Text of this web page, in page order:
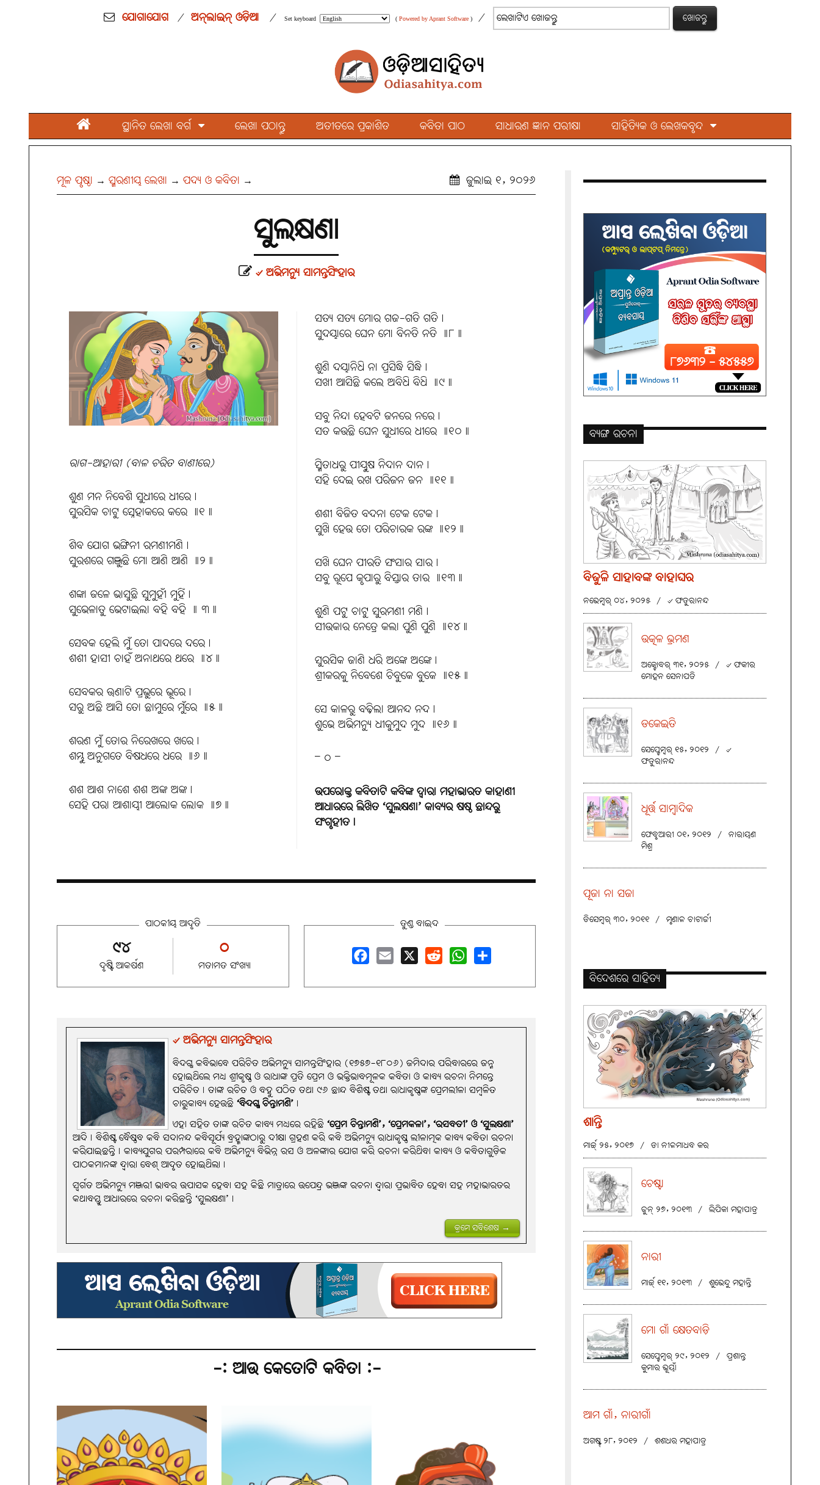
ଯୋଗାଯୋଗ / ଅନ୍‌ଲାଇନ୍ ଓଡ଼ିଆ / Set keyboard ( Powered by Aprant Software) / ଖୋଜନ୍ତୁ
ସ୍ଥାନିତ ଲେଖା ବର୍ଗ ଲେଖା ପଠାନ୍ତୁ ଅତୀତରେ ପ୍ରକାଶିତ କବିତା ପାଠ ସାଧାରଣ ଜ୍ଞାନ ପରୀକ୍ଷା ସାହିତ୍ୟିକ ଓ ଲେଖକବୃନ୍ଦ
ମୂଳ ପୃଷ୍ଠା → ସ୍ମରଣୀୟ ଲେଖା → ପଦ୍ୟ ଓ କବିତା → ଜୁଲାଇ ୧, ୨୦୨୬
ସୁଲକ୍ଷଣା
୰ ଅଭିମନ୍ୟୁ ସାମନ୍ତସିଂହାର
ରାଗ-ଆହାରୀ (ବାଳ ଚରିତ ବାଣୀରେ)
ଶୁଣ ମନ ନିବେଶି ସୁଧୀରେ ଧୀରେ।
ସୁରସିକ ଚାଟୁ ସ୍ନେହାକରେ କରେ ॥୧॥
ଶିବ ଯୋଗ ଭଙ୍ଗିନୀ ରମଣୀମଣି।
ସୁରଶରେ ଗଞ୍ଜୁଛି ମୋ ଆଣି ଆଣି ॥୨॥
ଶଙ୍କା ଜଳେ ଭାସୁଛି ସୁମୁହୀଁ ମୁହିଁ।
ସୁଭେଳାତୁ ଭେଟାଇଲା ବହି ବହି ॥ ୩॥
ସେବକ ହେଲି ମୁଁ ତୋ ପାଦରେ ଦରେ।
ଶଶୀ ହାସୀ ଚାହଁ ଅନାଥରେ ଥରେ ॥୪॥
ସେବକର ଊଣାଟି ପ୍ରଭୁରେ ଭୂରେ।
ସରୁ ଅଛି ଆସି ତୋ ଛାମୁରେ ମୁଁରେ ॥୫॥
ଶରଣ ମୁଁ ତୋର ନିରେଖରେ ଖରେ।
ଶମ୍ଭୁ ଅନୁଗତେ ବିଷଧରେ ଧରେ ॥୬॥
ଶଶ ଆଶ ନାଶେ ଶଶ ଅଙ୍କ ଅଙ୍କ।
ସେହି ପରା ଆଶାୟୀ ଆଲୋକ ଲୋକ ॥୭॥
ସତ୍ୟ ସତ୍ୟ ମୋର ଗଜ-ଗତି ଗତି।
ସୁଦୟାରେ ଘେନ ମୋ ବିନତି ନତି ॥୮॥
ଶୁଣି ଦୟାନିଧି ନା ପ୍ରସିଦ୍ଧି ସିଦ୍ଧି।
ସଖୀ ଆସିଛି କଲେ ଅବିଧି ବିଧି ॥୯॥
ସବୁ ନିନ୍ଦା ହେବଟି ଜନରେ ନରେ।
ସତ କଉଛି ଘେନ ସୁଧୀରେ ଧୀରେ ॥୧୦॥
ସ୍ମିତାଧରୁ ପୀୟୁଷ ନିଦାନ ଦାନ।
ସହି ଦେଇ ରଖ ପରିଜନ ଜନ ॥୧୧॥
ଶଶୀ ବିଜିତ ବଦନା ଟେକ ଟେକ।
ସୁଖି ହେଉ ତୋ ପରିଚାରକ ରଙ୍କ ॥୧୨॥
ସଖି ଘେନ ପୀରତି ସଂସାର ସାର।
ସବୁ ରୂପେ କୃପାରୁ ବିସ୍ତାର ତାର ॥୧୩॥
ଶୁଣି ପଟୁ ଚାଟୁ ସୁରମଣୀ ମଣି।
ସୀଉକାର ନେତ୍ରେ କଲା ପୁଣି ପୁଣି ॥୧୪॥
ସୁରସିକ ଜାଣି ଧରି ଅଙ୍କେ ଅଙ୍କେ।
ଶ୍ରୀକରକୁ ନିବେଶେ ଚିବୁକେ ବୁକେ ॥୧୫॥
ସେ କାଳରୁ ବଢ଼ିଲା ଆନନ୍ଦ ନଦ।
ଶୁଭେ ଅଭିମନ୍ୟୁ ଧୀକୁମୁଦ ମୁଦ ॥୧୬॥
– ୦ –
ଉପରୋକ୍ତ କବିତାଟି କବିଙ୍କ ଦ୍ୱାରା ମହାଭାରତ କାହାଣୀ
ଆଧାରରେ ଲିଖିତ ‘ସୁଲକ୍ଷଣା’ କାବ୍ୟର ଷଷ୍ଠ ଛାନ୍ଦରୁ
ସଂଗୃହୀତ।
ପାଠକୀୟ ଆଦୃତି
୯୪
ଦୃଷ୍ଟି ଆକର୍ଷଣ
୦
ମତାମତ ସଂଖ୍ୟା
ତୁଣ୍ଡ ବାଇଦ
୰ ଅଭିମନ୍ୟୁ ସାମନ୍ତସିଂହାର
ବିଦଗ୍ଧ କବିଭାବେ ପରିଚିତ ଅଭିମନ୍ୟୁ ସାମନ୍ତସିଂହାର (୧୭୫୭-୧୮୦୬) ଜମିଦାର ପରିବାରରେ ଜନ୍ମ
ହୋଇଥିଲେ ମଧ୍ୟ ଶ୍ରୀକୃଷ୍ଣ ଓ ରାଧାଙ୍କ ପ୍ରତି ପ୍ରେମ ଓ ଭକ୍ତିଭାବମୂଳକ କବିତା ଓ କାବ୍ୟ ରଚନା ନିମନ୍ତେ
ପରିଚିତ। ତାଙ୍କ ରଚିତ ଓ ବହୁ ପଠିତ ତଥା ୯୬ ଛାନ୍ଦ ବିଶିଷ୍ଟ ତଥା ରାଧାକୃଷ୍ଣଙ୍କ ପ୍ରେମଲୀଳା ସମ୍ବଳିତ
ଚାରୁକାବ୍ୟ ହେଉଛି ‘ବିଦଗ୍ଧ ଚିନ୍ତାମଣି’ ।
ଏହା ସହିତ ତାଙ୍କ ରଚିତ କାବ୍ୟ ମଧ୍ୟରେ ରହିଛି ‘ପ୍ରେମ ଚିନ୍ତାମଣି’, ‘ପ୍ରେମକଳା’, ‘ରସବତୀ’ ଓ ‘ସୁଲକ୍ଷଣା’
ଆଦି। ବିଶିଷ୍ଟ ବୈଷ୍ଣବ କବି ସଦାନନ୍ଦ କବିସୂର୍ଯ୍ୟ ବ୍ରହ୍ମାଙ୍କଠାରୁ ଦୀକ୍ଷା ଗ୍ରହଣ କରି କବି ଅଭିମନ୍ୟୁ ରାଧାକୃଷ୍ଣ ଲୀଳାତ୍ମକ କାବ୍ୟ କବିତା ରଚନା
କରିଯାଇଛନ୍ତି। କାବ୍ୟଯୁଗର ପରମ୍ପରାରେ କବି ଅଭିମନ୍ୟୁ ବିଭିନ୍ନ ରସ ଓ ଅଳଙ୍କାର ଯୋଗ କରି ରଚନା କରିଥିବା କାବ୍ୟ ଓ କବିତାଗୁଡ଼ିକ
ପାଠକମାନଙ୍କ ଦ୍ୱାରା ବେଶ୍‌ ଆଦୃତ ହୋଇଥିଲା।
ସ୍ୱର୍ଗତ ଅଭିମନ୍ୟୁ ମଞ୍ଜରୀ ଭାବର ଉପାସକ ହେବା ସହ କିଛି ମାତ୍ରାରେ ଉପେନ୍ଦ୍ର ଭଞ୍ଜଙ୍କ ରଚନା ଦ୍ୱାରା ପ୍ରଭାବିତ ହେବା ସହ ମହାଭାରତର
କଥାବସ୍ତୁ ଆଧାରରେ ରଚନା କରିଛନ୍ତି ‘ସୁଲକ୍ଷଣା’।
କ୍ରମେ ସବିଶେଷ →
-: ଆଉ କେତୋଟି କବିତା :-
ବ୍ୟଙ୍ଗ ରଚନା
ବିଜୁଳି ସାହାବଙ୍କ ବାହାଘର
ନଭେମ୍ବର୍ ୦୪, ୨୦୨୫ / ୰ ଫତୁରାନନ୍ଦ
ଉତ୍କଳ ଭ୍ରମଣ
ଅକ୍ଟୋବର୍ ୩୧, ୨୦୨୫ / ୰ ଫକୀର
ମୋହନ ସେନାପତି
ଡକେଇତି
ସେପ୍ଟେମ୍ବର୍ ୧୫, ୨୦୧୨ / ୰
ଫତୁରାନନ୍ଦ
ଧୂର୍ତ୍ତ ସାମ୍ବାଦିକ
ଫେବୃଆରୀ ୦୧, ୨୦୧୨ / ନାରାୟଣ
ମିଶ୍ର
ପୂଜା ନା ସଜା
ଡିସେମ୍ବର୍ ୩୦, ୨୦୧୧ / ମୃଣାଳ ଚାଟାର୍ଜୀ
ବିଦେଶରେ ସାହିତ୍ୟ
ଶାନ୍ତି
ମାର୍ଚ୍ଚ୍ ୨୫, ୨୦୧୭ / ଡା ନୀଳମାଧବ କର
ଚେଷ୍ଟା
ଜୁନ୍ ୨୭, ୨୦୧୩ / ଲିପିକା ମହାପାତ୍ର
ନାରୀ
ମାର୍ଚ୍ଚ୍ ୧୧, ୨୦୧୩ / ଶୁଭେନ୍ଦୁ ମହାନ୍ତି
ମୋ ଗାଁ କ୍ଷେତବାଡ଼ି
ସେପ୍ଟେମ୍ବର୍ ୨୯, ୨୦୧୨ / ପ୍ରଶାନ୍ତ
କୁମାର ଭୂୟାଁ
ଆମ ଗାଁ, ନାରୀଗାଁ
ଅଗଷ୍ଟ୍ ୨୮, ୨୦୧୨ / ଶଶଧର ମହାପାତ୍ର